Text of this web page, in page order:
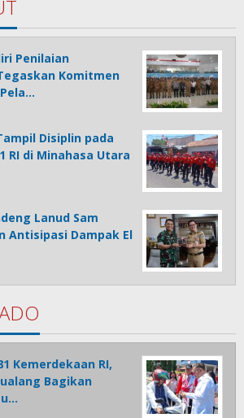
Penilaian
Komitmen
Disiplin pada
RI di Minahasa Utara
Lanud Sam
Antisipasi Dampak El
Kemerdekaan RI,
Bagikan